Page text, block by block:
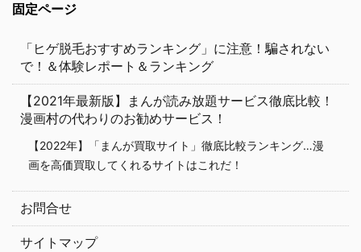
固定ページ
「ヒゲ脱毛おすすめランキング」に注意！騙されない
で！＆体験レポート＆ランキング
【2021年最新版】まんが読み放題サービス徹底比較！
漫画村の代わりのお勧めサービス！
【2022年】「まんが買取サイト」徹底比較ランキング…漫
画を高価買取してくれるサイトはこれだ！
お問合せ
サイトマップ